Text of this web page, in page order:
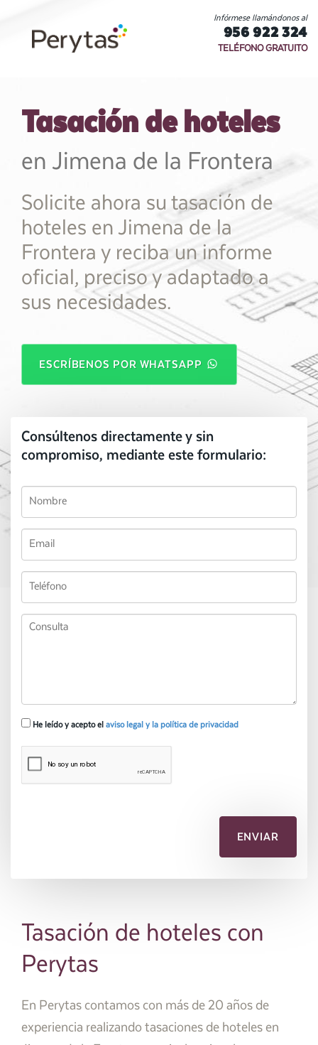
Infórmese llamándonos al
956 922 324
TELÉFONO GRATUITO
Tasación de hoteles
en Jimena de la Frontera
Solicite ahora su tasación de
hoteles en Jimena de la
Frontera y reciba un informe
oficial, preciso y adaptado a
sus necesidades.
ESCRÍBENOS POR WHATSAPP
Consúltenos directamente y sin
compromiso, mediante este formulario:
He leído y acepto el aviso legal y la política de privacidad
Tasación de hoteles con
Perytas
En Perytas contamos con más de 20 años de
experiencia realizando tasaciones de hoteles en